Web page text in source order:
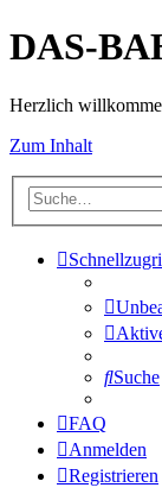
DAS-
Herzlich
Zum Inhalt
Suche
FAQ
Anmelden
Registrieren